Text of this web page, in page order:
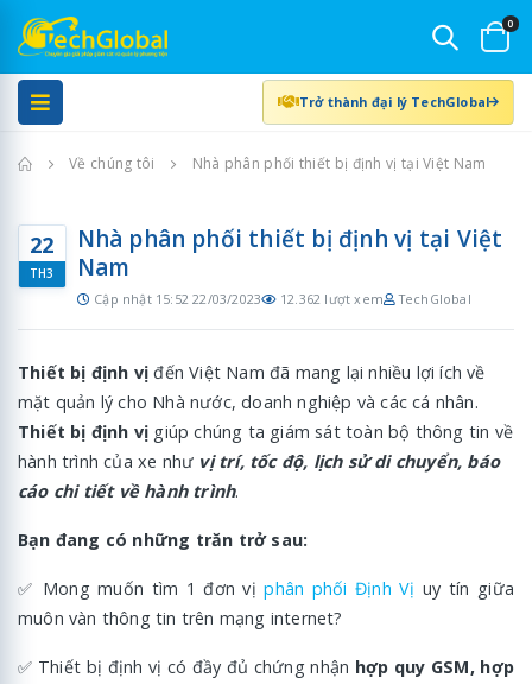
0
Trở thành đại lý TechGlobal
Trang chủVề chúng tôi Nhà phân phối thiết bị định vị tại Việt Nam
22
TH3
Nhà phân phối thiết bị định vị tại Việt
Nam
Cập nhật 15:52 22/03/2023 12.362 lượt xem TechGlobal
Thiết bị định vị đến Việt Nam đã mang lại nhiều lợi ích về
mặt quản lý cho Nhà nước, doanh nghiệp và các cá nhân.
Thiết bị định vị giúp chúng ta giám sát toàn bộ thông tin về
hành trình của xe như vị trí, tốc độ, lịch sử di chuyển, báo
cáo chi tiết về hành trình.
Bạn đang có những trăn trở sau:
✅ Mong muốn tìm 1 đơn vịphân phối Định Vịuy tín giữa
muôn vàn thông tin trên mạng internet?
✅ Thiết bị định vị có đầy đủ chứng nhận hợp quy GSM, hợp